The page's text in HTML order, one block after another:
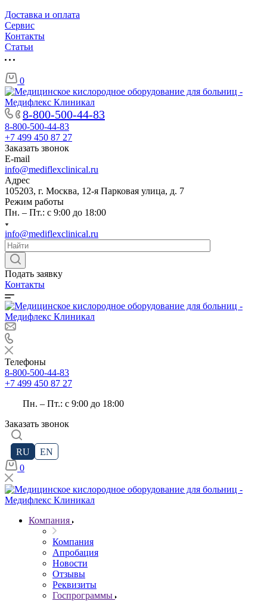
Доставка и оплата
Cервис
Контакты
Статьи
0
8-800-500-44-83
8-800-500-44-83
+7 499 450 87 27
Заказать звонок
E-mail
info@mediflexclinical.ru
Адрес
105203, г. Москва, 12-я Парковая улица, д. 7
Режим работы
Пн. – Пт.: с 9:00 до 18:00
info@mediflexclinical.ru
Подать заявку
Контакты
Телефоны
8-800-500-44-83
+7 499 450 87 27
Пн. – Пт.: с 9:00 до 18:00
Заказать звонок
RU
EN
0
Компания
Компания
Апробация
Новости
Отзывы
Реквизиты
Госпрограммы